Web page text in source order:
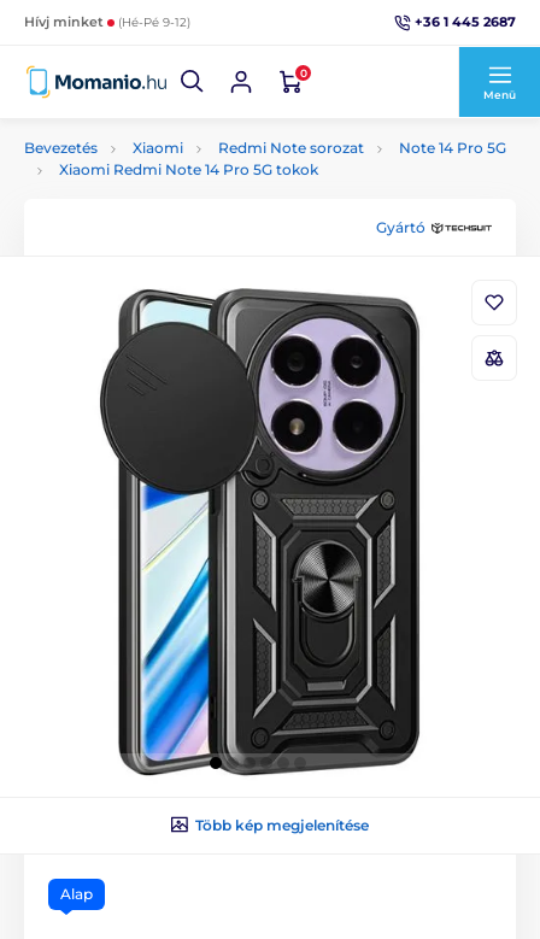
Hívj minket (Hé-Pé 9-12) +36 1 445 2687
0
Menü
Bevezetés Xiaomi Redmi Note sorozat
Note 14 Pro 5G
Xiaomi Redmi Note 14 Pro 5G tokok
Gyártó
Több kép megjelenítése
Alap